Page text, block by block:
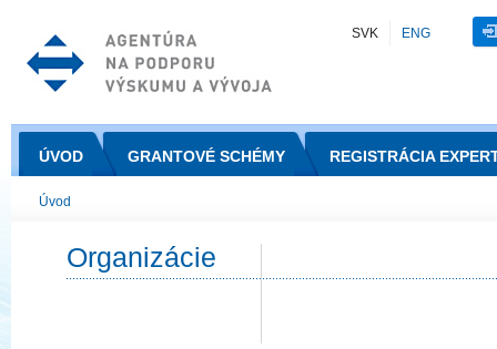
SVK ENG
ÚVOD GRANTOVÉ SCHÉMY REGISTRÁCIA
Úvod
Organizácie